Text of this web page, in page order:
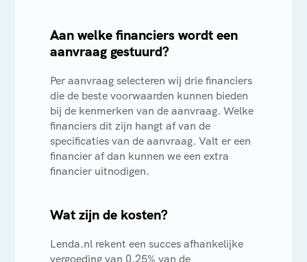
Aan welke financiers wordt een
aanvraag gestuurd?
Per aanvraag selecteren wij drie financiers
die de beste voorwaarden kunnen bieden
bij de kenmerken van de aanvraag. Welke
financiers dit zijn hangt af van de
specificaties van de aanvraag. Valt er een
financier af dan kunnen we een extra
financier uitnodigen.
Wat zijn de kosten?
Lenda.nl rekent een succes afhankelijke